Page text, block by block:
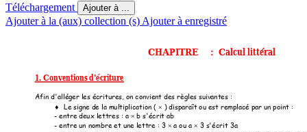
Téléchargement Ajouter à ...
Ajouter à la (aux) collection (s) Ajouter à enregistré
CHAPITRE
   :  Calcul littér
al
1. Conventions d'écriture
Afin d'alléger les écritures, on convient des règles suivantes :
 Le signe de la multiplication (  ) disparaît ou est remplacé par un point :
- entre deux lettres : a  b s'écrit ab
- entre un nombre et une lettre : 3  a ou a  3 s'écrit 3a